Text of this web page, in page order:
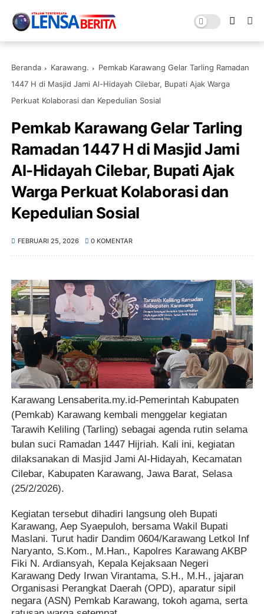
Beranda Karawang.
Pemkab Karawang Gelar Tarling Ramadan
1447 H di Masjid Jami Al-Hidayah Cilebar, Bupati Ajak Warga
Perkuat Kolaborasi dan Kepedulian Sosial
Pemkab Karawang Gelar Tarling
Ramadan 1447 H di Masjid Jami
Al-Hidayah Cilebar, Bupati Ajak
Warga Perkuat Kolaborasi dan
Kepedulian Sosial
FEBRUARI 25, 2026 0 KOMENTAR
Karawang Lensaberita.my.id-Pemerintah Kabupaten
(Pemkab) Karawang kembali menggelar kegiatan
Tarawih Keliling (Tarling) sebagai agenda rutin selama
bulan suci Ramadan 1447 Hijriah. Kali ini, kegiatan
dilaksanakan di Masjid Jami Al-Hidayah, Kecamatan
Cilebar, Kabupaten Karawang, Jawa Barat, Selasa
(25/2/2026).
Kegiatan tersebut dihadiri langsung oleh Bupati
Karawang, Aep Syaepuloh, bersama Wakil Bupati
Maslani. Turut hadir Dandim 0604/Karawang Letkol Inf
Naryanto, S.Kom., M.Han., Kapolres Karawang AKBP
Fiki N. Ardiansyah, Kepala Kejaksaan Negeri
Karawang Dedy Irwan Virantama, S.H., M.H., jajaran
Organisasi Perangkat Daerah (OPD), aparatur sipil
negara (ASN) Pemkab Karawang, tokoh agama, serta